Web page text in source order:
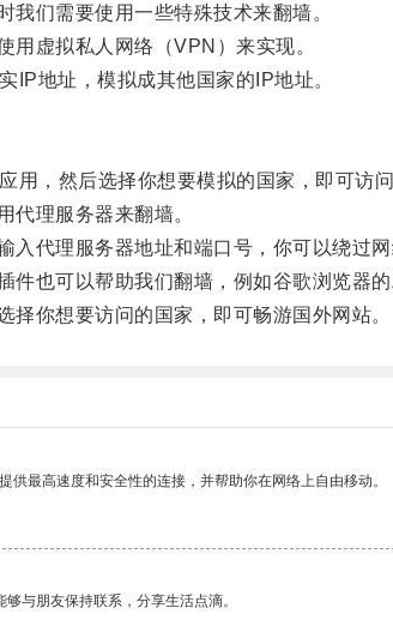
们需要使用一些特殊技术来翻墙。
虚拟私人网络（VPN）来实现。
地址，模拟成其他国家的IP地址。
，然后选择你想要模拟的国家，即可访问
理服务器来翻墙。
代理服务器地址和端口号，你可以绕过网
也可以帮助我们翻墙，例如谷歌浏览器的
你想要访问的国家，即可畅游国外网站。
供最高速度和安全性的连接，并帮助你在网络上自由移动。
与朋友保持联系，分享生活点滴。